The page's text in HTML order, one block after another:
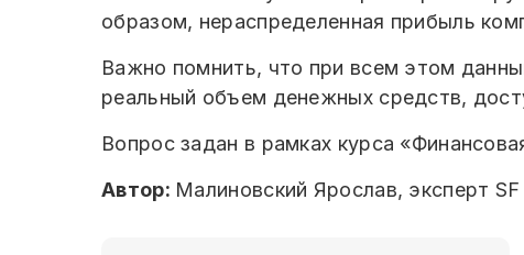
образом, нераспределенная прибыль
Важно помнить, что при всем этом
реальный объем денежных средств,
Вопрос задан в рамках курса
Автор: Малиновский Ярослав, эксперт